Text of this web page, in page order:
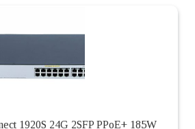
1920S 24G 2SFP PPoE+ 185W